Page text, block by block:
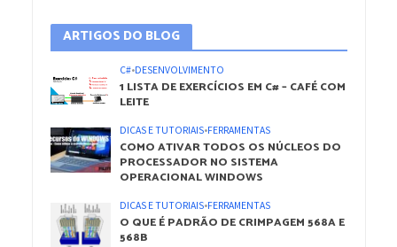
ARTIGOS DO BLOG
C#•DESENVOLVIMENTO
1 LISTA DE EXERCÍCIOS EM C# – CAFÉ COM
LEITE
DICAS E TUTORIAIS•FERRAMENTAS
COMO ATIVAR TODOS OS NÚCLEOS DO
PROCESSADOR NO SISTEMA
OPERACIONAL WINDOWS
DICAS E TUTORIAIS•FERRAMENTAS
O QUE É PADRÃO DE CRIMPAGEM 568A E
568B